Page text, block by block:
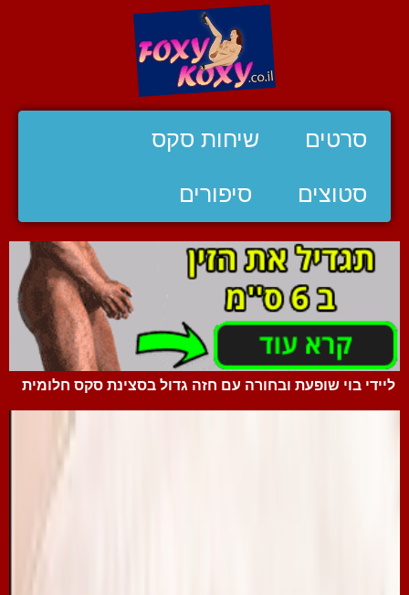
סרטים שיחות סקס
סטוצים סיפורים
ליידי בוי שופעת ובחורה עם חזה גדול בסצינת סקס חלומית